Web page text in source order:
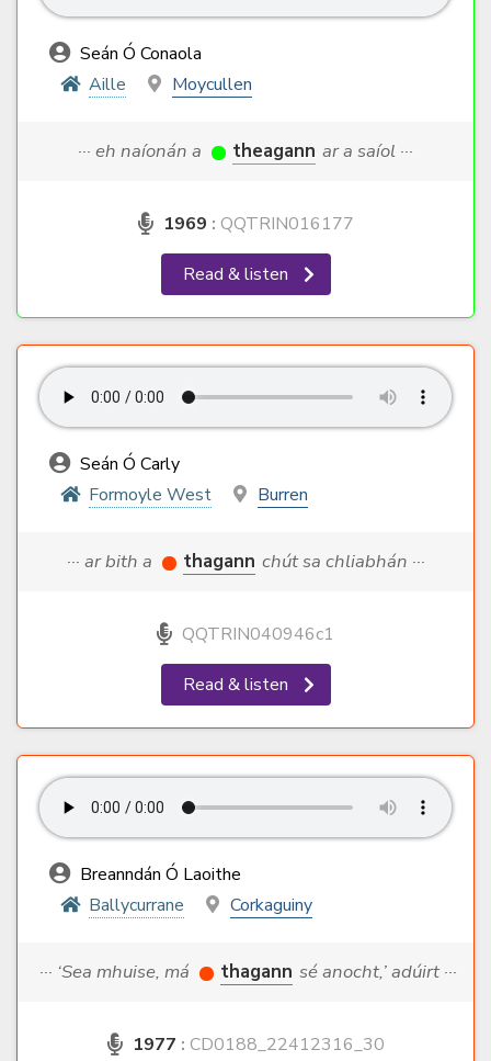
Seán Ó Conaola
Aille
Moycullen
··· eh naíonán a theagann ar a saíol ···
1969 : QQTRIN016177
Read & listen
Seán Ó Carly
Formoyle West
Burren
··· ar bith a thagann chút sa chliabhán ···
QQTRIN040946c1
Read & listen
Breanndán Ó Laoithe
Ballycurrane
Corkaguiny
··· ‘Sea mhuise, má thagann sé anocht,’ adúirt ···
1977 : CD0188_22412316_30